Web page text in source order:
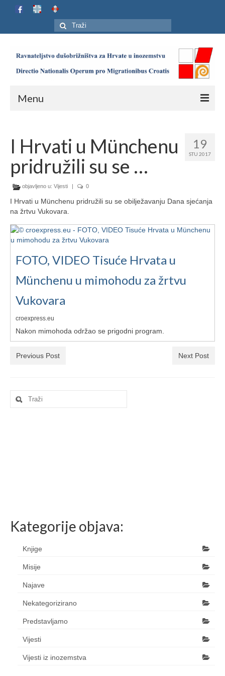
Search
for:
Menu
Ustroj
Adresar
Karta
Jubilej HIP-a
Ljetna škola
19
STU 2017
I Hrvati u Münchenu
pridružili su se …
objavljeno u: Vijesti | 0
I Hrvati u Münchenu pridružili su se obilježavanju Dana sjećanja
na žrtvu Vukovara.
FOTO, VIDEO Tisuće Hrvata u
Münchenu u mimohodu za žrtvu
Vukovara
croexpress.eu
Nakon mimohoda održao se prigodni program.
Previous Post Next Post
Search
for:
Kategorije objava:
Knjige
Misije
Najave
Nekategorizirano
Predstavljamo
Vijesti
Vijesti iz inozemstva